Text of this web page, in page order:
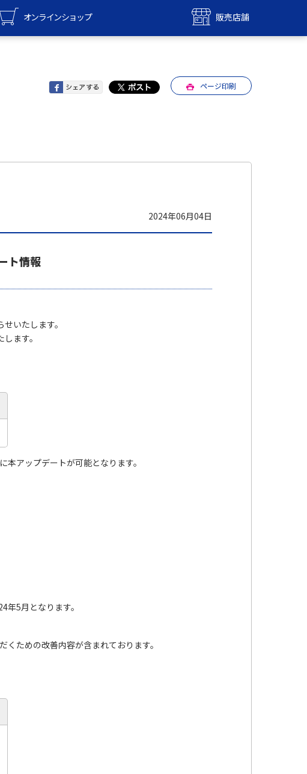
オンラインショップ 販売店舗
UQ WiMAX
ページ印刷
2024年06月04日
ト情報
いたします。
ます。
アップデートが可能となります。
5月となります。
ための改善内容が含まれております。